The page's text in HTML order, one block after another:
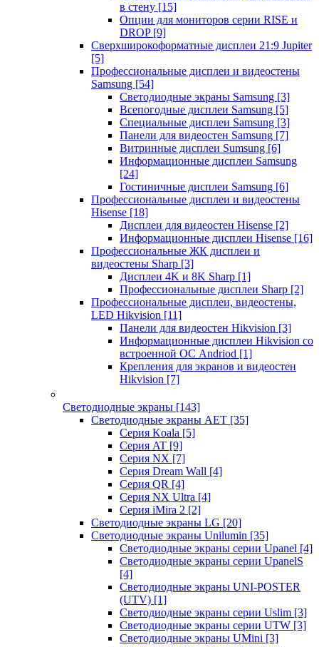
в стену [15]
Опции для мониторов серии RISE и
DROP [9]
Сверхширокоформатные дисплеи 21:9 Jupiter
[5]
Профессиональные дисплеи и видеостены
Samsung [54]
Светодиодные экраны Samsung [3]
Всепогодные дисплеи Samsung [5]
Специальные дисплеи Samsung [3]
Панели для видеостен Samsung [7]
Витринные дисплеи Sumsung [6]
Информационные дисплеи Samsung
[24]
Гостиничные дисплеи Samsung [6]
Профессиональные дисплеи и видеостены
Hisense [18]
Дисплеи для видеостен Hisense [2]
Информационные дисплеи Hisense [16]
Профессиональные ЖК дисплеи и
видеостены Sharp [3]
Дисплеи 4K и 8K Sharp [1]
Профессиональные дисплеи Sharp [2]
Профессиональные дисплеи, видеостены,
LED Hikvision [11]
Панели для видеостен Hikvision [3]
Информационные дисплеи Hikvision со
встроенной ОС Andriod [1]
Крепления для экранов и видеостен
Hikvision [7]
Светодиодные экраны [143]
Светодиодные экраны AET [35]
Cерия Koala [5]
Серия AT [9]
Серия NX [7]
Серия Dream Wall [4]
Серия QR [4]
Серия NX Ultra [4]
Серия iMira 2 [2]
Светодиодные экраны LG [20]
Светодиодные экраны Unilumin [35]
Светодиодные экраны серии Upanel [4]
Светодиодные экраны серии UpanelS
[4]
Светодиодные экраны UNI-POSTER
(UTV) [1]
Светодиодные экраны серии Uslim [3]
Светодиодные экраны серии UTW [3]
Светодиодные экраны UMini [3]